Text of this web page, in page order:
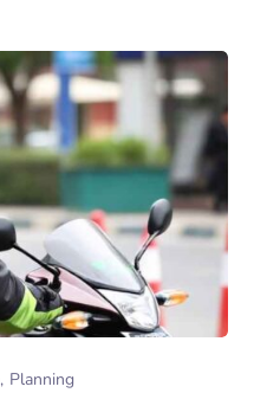
Planning